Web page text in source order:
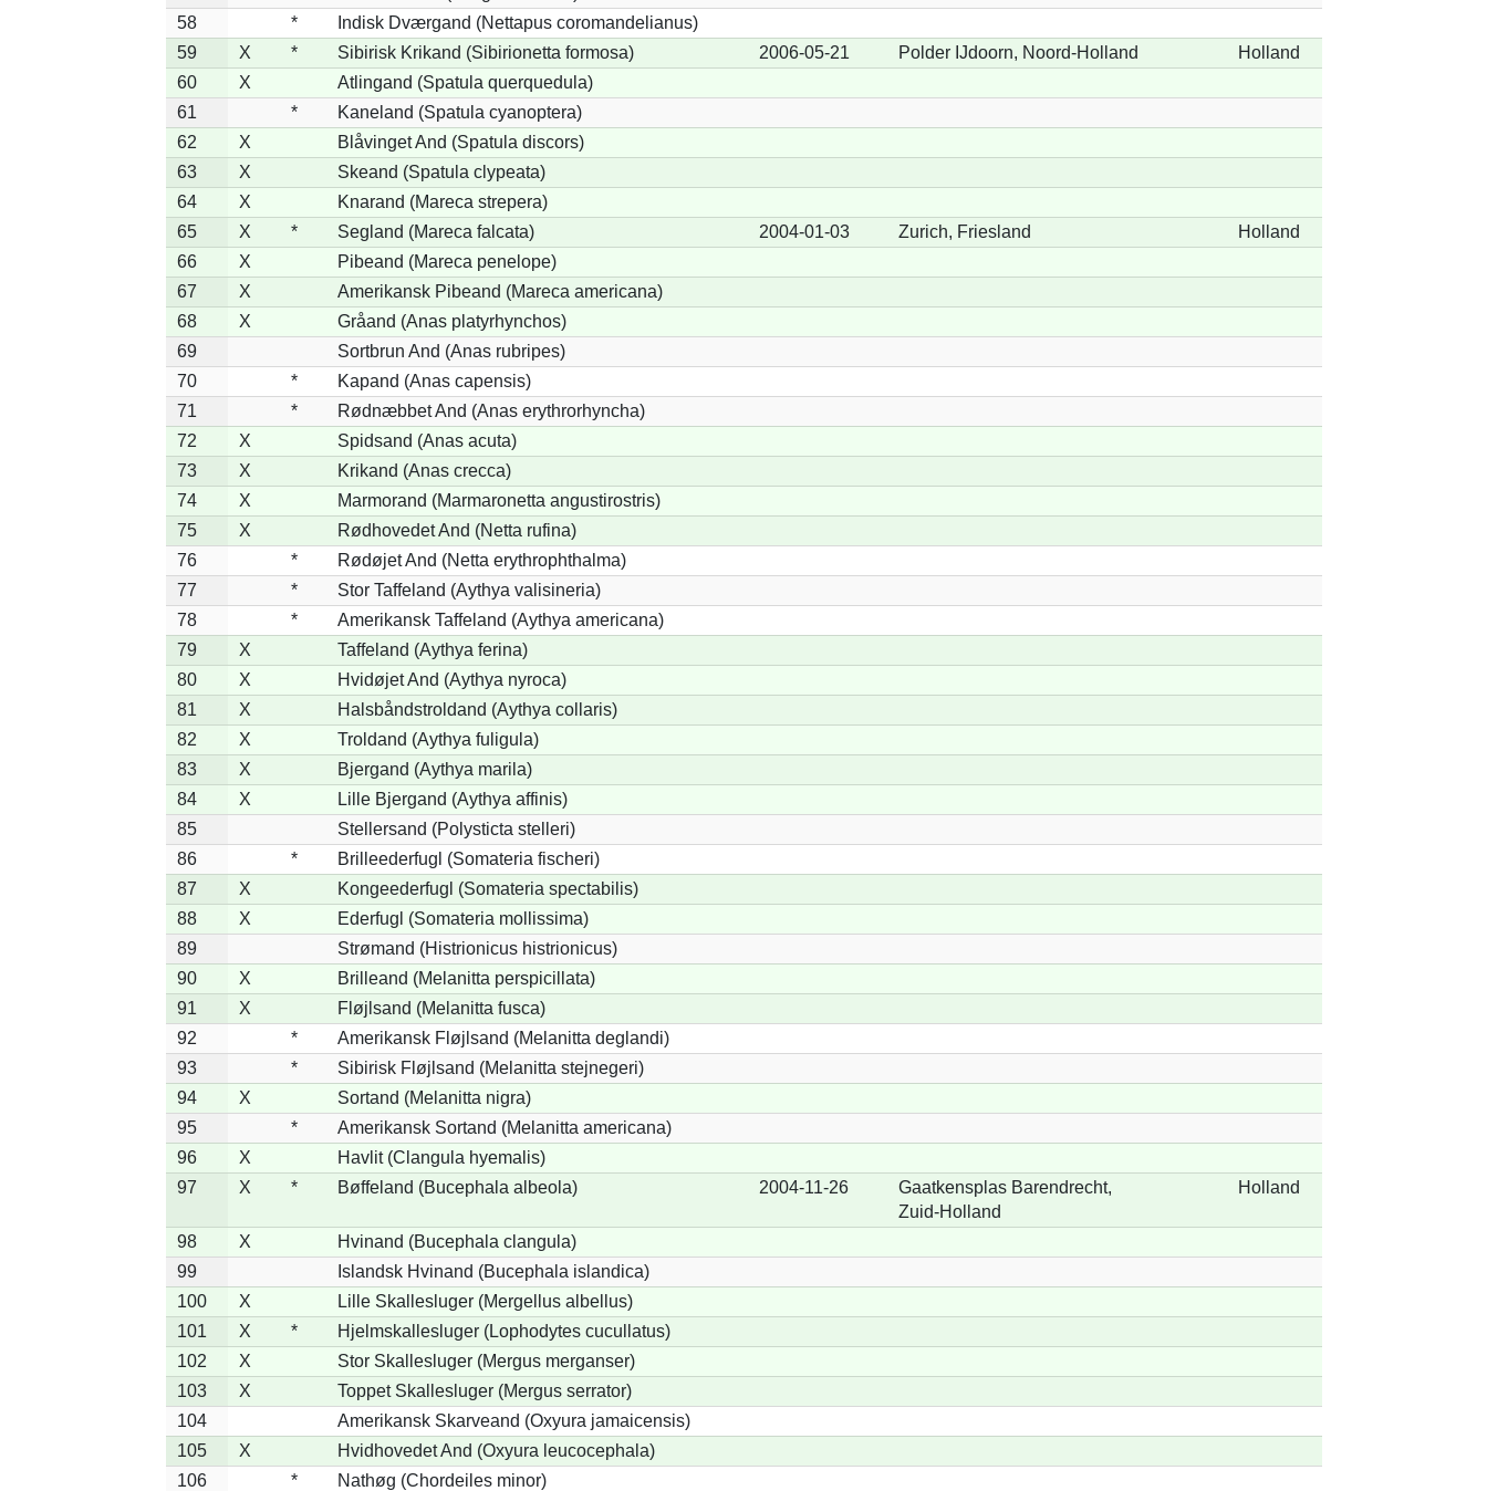
58
*
Indisk Dværgand (Nettapus coromandelianus)
59
X * Sibirisk Krikand (Sibirionetta formosa) 2006-05-21 Polder IJdoorn, Noord-Holland
Holland
60
X
Atlingand (Spatula querquedula)
61
*
Kaneland (Spatula cyanoptera)
62
X
Blåvinget And (Spatula discors)
63
X
Skeand (Spatula clypeata)
64
X
Knarand (Mareca strepera)
65
X * Segland (Mareca falcata) 2004-01-03 Zurich, Friesland
Holland
66
X
Pibeand (Mareca penelope)
67
X
Amerikansk Pibeand (Mareca americana)
68
X
Gråand (Anas platyrhynchos)
69
Sortbrun And (Anas rubripes)
70
*
Kapand (Anas capensis)
71
*
Rødnæbbet And (Anas erythrorhyncha)
72
X
Spidsand (Anas acuta)
73
X
Krikand (Anas crecca)
74
X
Marmorand (Marmaronetta angustirostris)
75
X
Rødhovedet And (Netta rufina)
76
*
Rødøjet And (Netta erythrophthalma)
77
*
Stor Taffeland (Aythya valisineria)
78
*
Amerikansk Taffeland (Aythya americana)
79
X
Taffeland (Aythya ferina)
80
X
Hvidøjet And (Aythya nyroca)
81
X
Halsbåndstroldand (Aythya collaris)
82
X
Troldand (Aythya fuligula)
83
X
Bjergand (Aythya marila)
84
X
Lille Bjergand (Aythya affinis)
85
Stellersand (Polysticta stelleri)
86
*
Brilleederfugl (Somateria fischeri)
87
X
Kongeederfugl (Somateria spectabilis)
88
X
Ederfugl (Somateria mollissima)
89
Strømand (Histrionicus histrionicus)
90
X
Brilleand (Melanitta perspicillata)
91
X
Fløjlsand (Melanitta fusca)
92
*
Amerikansk Fløjlsand (Melanitta deglandi)
93
*
Sibirisk Fløjlsand (Melanitta stejnegeri)
94
X
Sortand (Melanitta nigra)
95
*
Amerikansk Sortand (Melanitta americana)
96
X
Havlit (Clangula hyemalis)
97
X * Bøffeland (Bucephala albeola) 2004-11-26
Gaatkensplas Barendrecht,
Zuid-Holland
Holland
98 X
Hvinand (Bucephala clangula)
99
Islandsk Hvinand (Bucephala islandica)
100
X
Lille Skallesluger (Mergellus albellus)
101
X *
Hjelmskallesluger (Lophodytes cucullatus)
102
X
Stor Skallesluger (Mergus merganser)
103
X
Toppet Skallesluger (Mergus serrator)
104
Amerikansk Skarveand (Oxyura jamaicensis)
105
X
Hvidhovedet And (Oxyura leucocephala)
106
* Nathøg (Chordeiles minor)